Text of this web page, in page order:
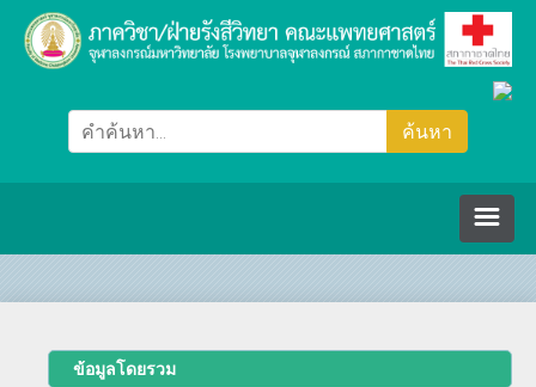
ภาควิชา/ฝ่ายรังสีวิทยา
ข้อมูลโดยรวม